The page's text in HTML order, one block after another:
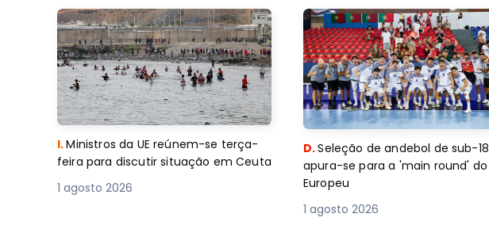
I.Ministros da UE reúnem-se terça-
feira para discutir situação em Ceuta
1 agosto 2026
D.Seleção de andebol de sub-18
apura-se para a 'main round' do
Europeu
1 agosto 2026